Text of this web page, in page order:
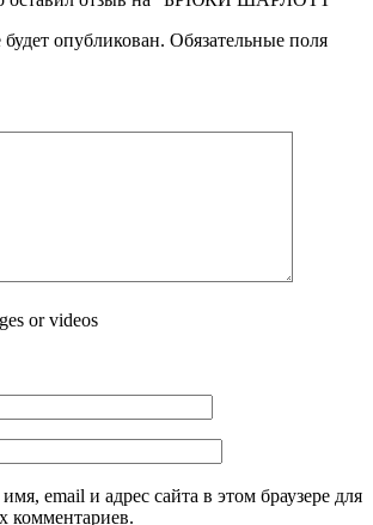
опубликован. Обязательные поля
or videos
email и адрес сайта в этом браузере для
комментариев.